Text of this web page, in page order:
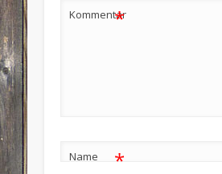
Kommentar
*
Name *